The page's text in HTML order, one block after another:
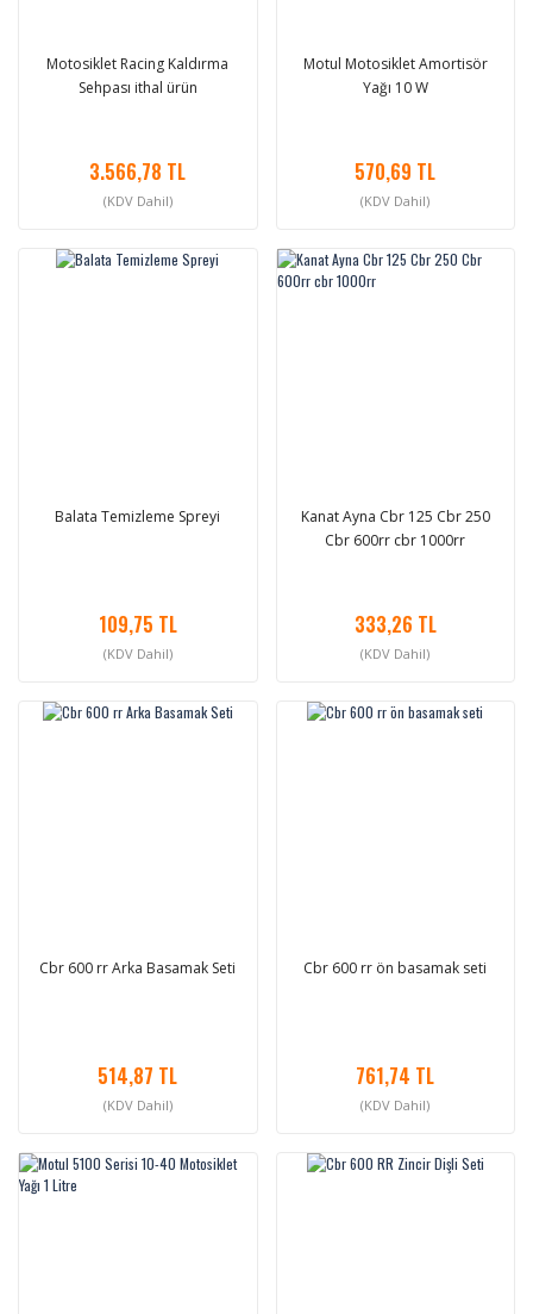
Motosiklet Racing Kaldırma
Sehpası ithal ürün
3.566,78 TL
(KDV Dahil)
Motul Motosiklet Amortisör
Yağı 10 W
570,69 TL
(KDV Dahil)
Balata Temizleme Spreyi
109,75 TL
(KDV Dahil)
Kanat Ayna Cbr 125 Cbr 250
Cbr 600rr cbr 1000rr
333,26 TL
(KDV Dahil)
Cbr 600 rr Arka Basamak Seti
514,87 TL
(KDV Dahil)
Cbr 600 rr ön basamak seti
761,74 TL
(KDV Dahil)